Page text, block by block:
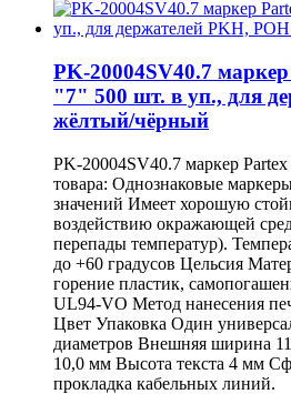
PK-20004SV40.7
"7" 500 шт. в уп., для
жёлтый/чёрный
PK-20004SV40.7 маркер
товара: Однознаковые
значений Имеет хорошую
воздействию окражающей
перепады температур).
до +60 градусов Цельсия
горение пластик,
UL94-VO Метод нанесения
Цвет Упаковка Один
диаметров Внешняя ширина
10,0 мм Высота текста 4 мм
прокладка кабельных линий.